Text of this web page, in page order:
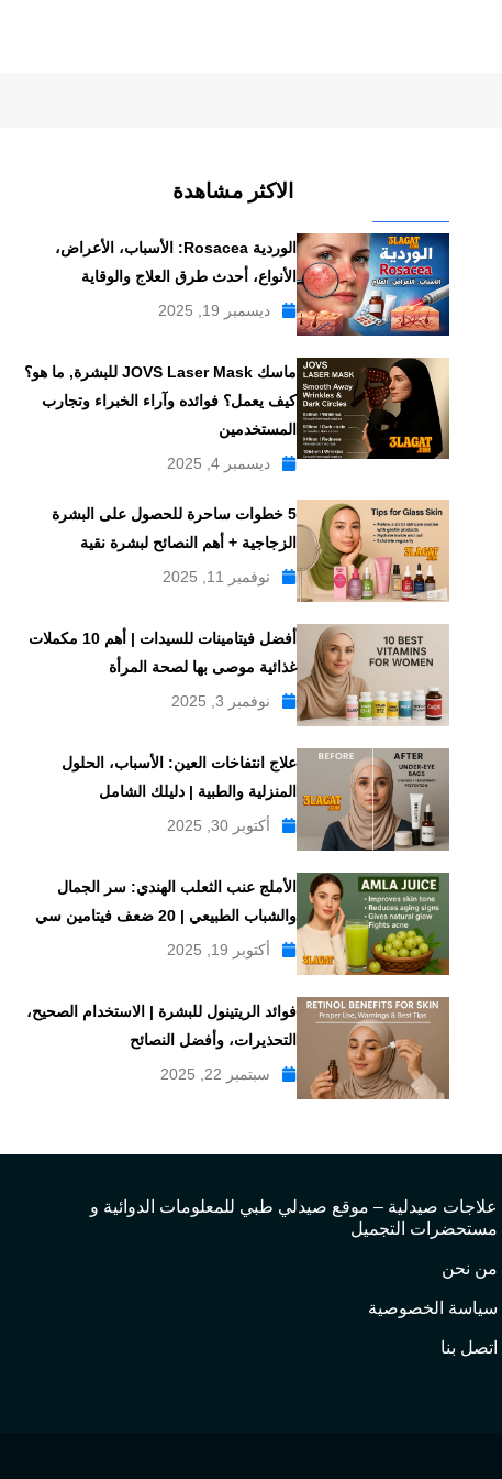
الاكثر مشاهدة
الوردية Rosacea: الأسباب، الأعراض،
الأنواع، أحدث طرق العلاج والوقاية
ديسمبر 19, 2025
ماسك JOVS Laser Mask للبشرة, ما هو؟
كيف يعمل؟ فوائده وآراء الخبراء وتجارب
المستخدمين
ديسمبر 4, 2025
5 خطوات ساحرة للحصول على البشرة
الزجاجية + أهم النصائح لبشرة نقية
نوفمبر 11, 2025
أفضل فيتامينات للسيدات | أهم 10 مكملات
غذائية موصى بها لصحة المرأة
نوفمبر 3, 2025
علاج انتفاخات العين: الأسباب، الحلول
المنزلية والطبية | دليلك الشامل
أكتوبر 30, 2025
الأملج عنب الثعلب الهندي: سر الجمال
والشباب الطبيعي | 20 ضعف فيتامين سي
أكتوبر 19, 2025
فوائد الريتينول للبشرة | الاستخدام الصحيح،
التحذيرات، وأفضل النصائح
سبتمبر 22, 2025
علاجات صيدلية – موقع صيدلي طبي للمعلومات الدوائية و
مستحضرات التجميل
من نحن
سياسة الخصوصية
اتصل بنا